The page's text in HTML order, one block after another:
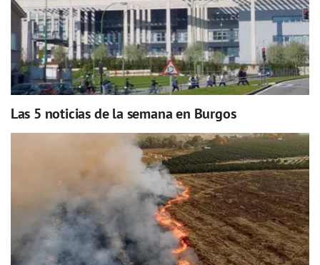
Las 5 noticias de la semana en Burgos